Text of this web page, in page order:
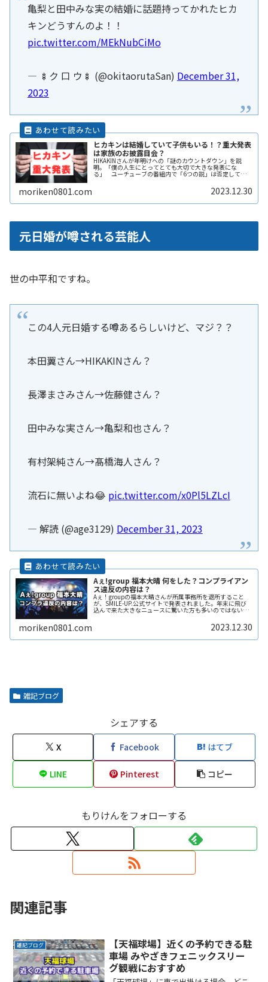
亀梨と田中みな実の結婚に話題持ってかれたヒカ
キンどうすんのよ！！
pic.twitter.com/MEkNubCiMo
— 🍢ク 口 ウ🍢 (@okitaorutaSan) December 31,
2023
ヒカキンは結婚していて子供もいる！？重大発表
は家族のお披露目会？
HIKAKINさんが年明けへの「謎のカウントダウン」を説
明。「僕の人生にとってとても大切で大きな発表にな
る」 ユーチューブの番組内で「6つの説」は否定してい
ます。答え合わせは12月31日かReadMore...
moriken0801.com 2023.12.30
元日婚が噂される芸能人
世の中平和ですね。
この4人元日婚する噂あるらしいけど、マジ？？
本田翼さん→HIKAKINさん？
長澤まさみさん→佐藤健さん？
田中みな実さん→亀梨和也さん？
有村架純さん→髙橋海人さん？
流石に無いよね😂 pic.twitter.com/x0Pl5LZLcI
— 解読 (@age3129) December 31, 2023
Aぇ!group 福本大晴 何をした？コンプライアン
ス違反の内容は？
Aぇ！groupの福本大晴さんが所属事務所を退所すること
が、SMILE-UP.公式サイトで発表されました。年末に飛び
込んで来た大きなニュースに驚いた方も多いのではないで
moriken0801.com 2023.12.30
雑記ブログ
シェアする
X Facebook はてブ
LINE Pinterest コピー
もりけんをフォローする
関連記事
雑記ブログ
【天福球場】近くの予約できる駐
車場 みやざきフェニックスリー
グ観戦におすすめ